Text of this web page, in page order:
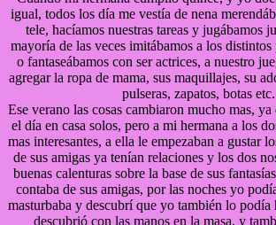
igual, todos los día me vestía de nena
tele, hacíamos nuestras tareas y jugábamos
mayoría de las veces imitábamos a los distintos
o fantaseábamos con ser actrices, a nuestro
agregar la ropa de mama, sus maquillajes, su
pulseras, zapatos, botas etc.
Ese verano las cosas cambiaron mucho mas, ya
el día en casa solos, pero a mi hermana a los
mas interesantes, a ella le empezaban a gustar
de sus amigas ya tenían relaciones y los dos
buenas calenturas sobre la base de sus
contaba de sus amigas, por las noches yo
masturbaba y descubrí que yo también lo podía
descubrió con las manos en la masa, y